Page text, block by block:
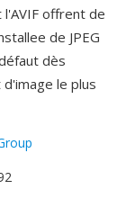
l'AVIF offrent de
de JPEG
dès
le plus